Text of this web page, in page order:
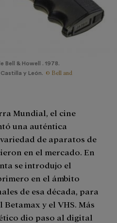
Bell & Howell . 1978.
y León. © Bell and
Mundial, el cine
una auténtica
de aparatos de
en el mercado. En
se introdujo el
en el ámbito
de esa década, para
y el VHS. Más
dio paso al digital